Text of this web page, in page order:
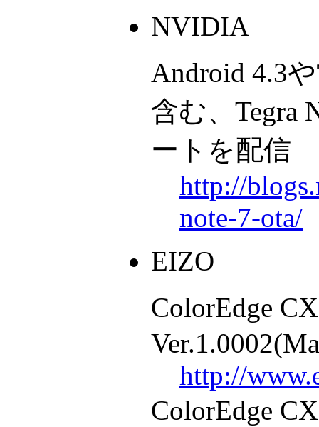
NVIDIA
Android 4.3
含む、Tegra
ートを配信
http://
note-7-ota/
EIZO
ColorEdge
http://
ColorEdge